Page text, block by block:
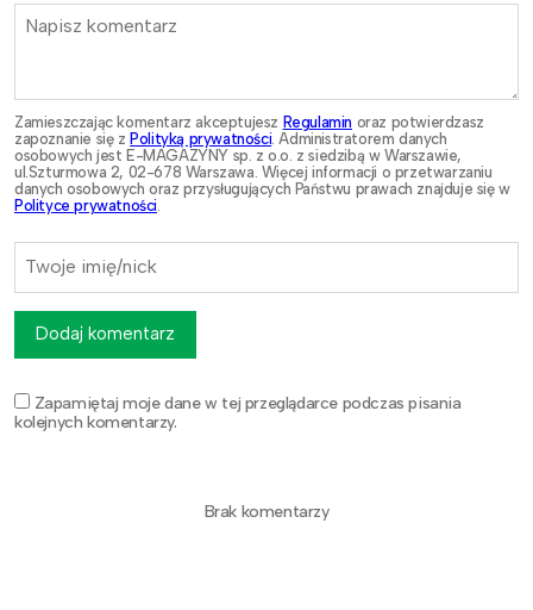
Zamieszczając komentarz akceptujesz Regulamin oraz potwierdzasz
zapoznanie się z Polityką prywatności. Administratorem danych
osobowych jest E-MAGAZYNY sp. z o.o. z siedzibą w Warszawie,
ul.Szturmowa 2, 02-678 Warszawa. Więcej informacji o przetwarzaniu
danych osobowych oraz przysługujących Państwu prawach znajduje się w
Polityce prywatności.
Zapamiętaj moje dane w tej przeglądarce podczas pisania
kolejnych komentarzy.
Dodaj komentarz
Brak komentarzy